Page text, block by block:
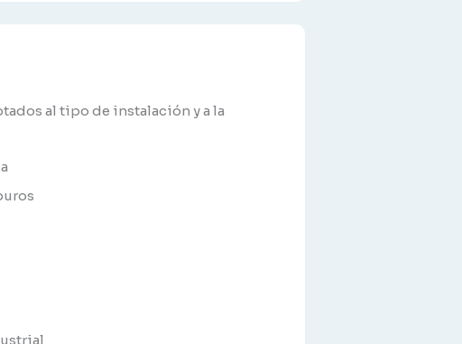
al tipo de instalación y a la